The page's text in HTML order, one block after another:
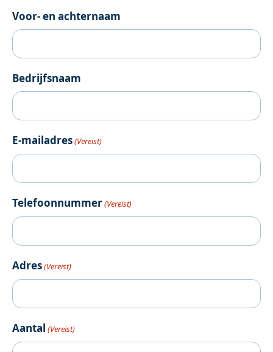
Voor- en achternaam
Bedrijfsnaam
E-mailadres(Vereist)
Telefoonnummer(Vereist)
Adres(Vereist)
Aantal (Vereist)